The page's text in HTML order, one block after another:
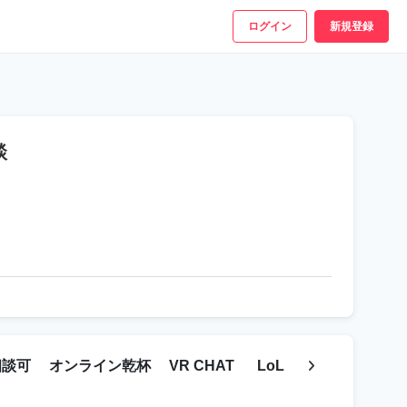
ログイン 新規登録
可 オンライン乾杯 VR CHAT LoL